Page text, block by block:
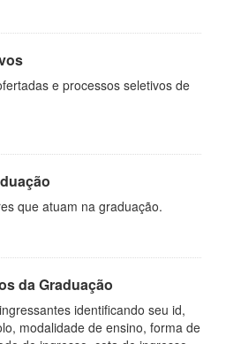
e processos seletivos de
que atuam na graduação.
da Graduação
identificando seu id,
modalidade de ensino, forma de